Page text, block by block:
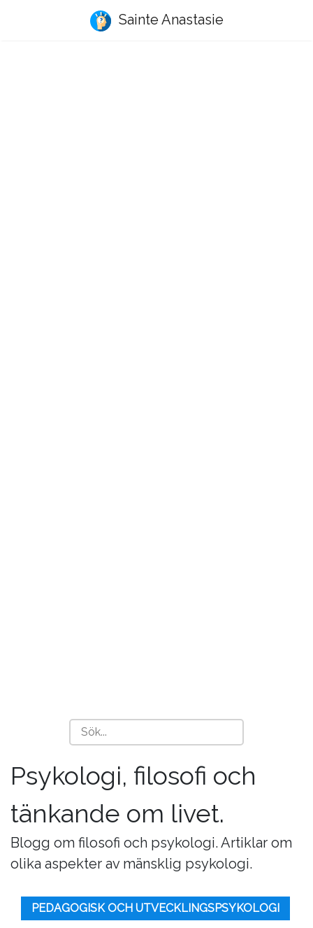
Sainte Anastasie
Psykologi, filosofi och
tänkande om livet.
Blogg om filosofi och psykologi. Artiklar om
olika aspekter av mänsklig psykologi.
PEDAGOGISK OCH UTVECKLINGSPSYKOLOGI